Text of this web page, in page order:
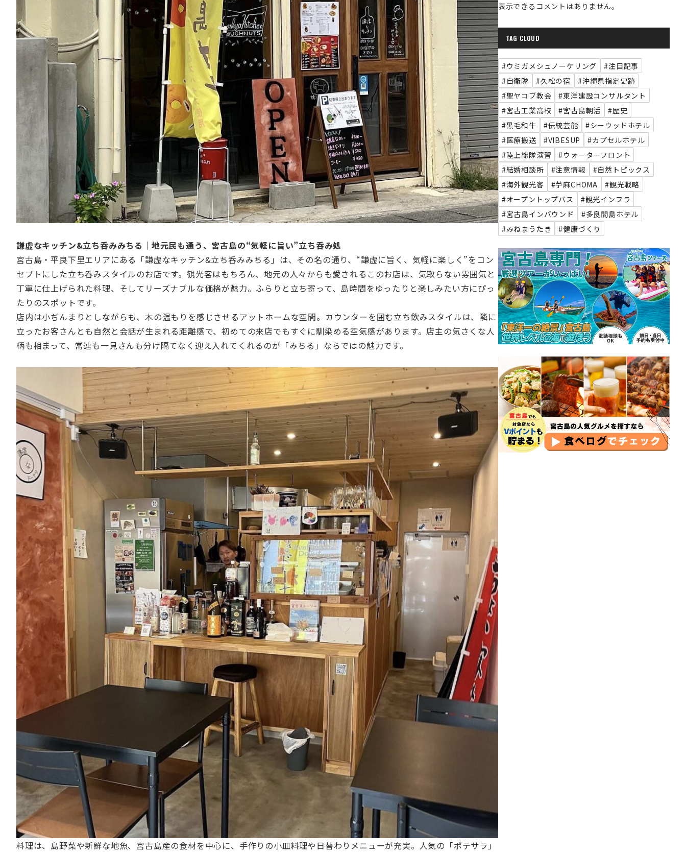
謙虚なキッチン&立ち呑みみちる｜地元民も通う、宮古島の“気軽に旨い”立ち呑み処
宮古島・平良下里エリアにある「謙虚なキッチン&立ち呑みみちる」は、その名の通り、“謙虚に旨く、気軽に楽しく”をコン
セプトにした立ち呑みスタイルのお店です。観光客はもちろん、地元の人々からも愛されるこのお店は、気取らない雰囲気と
丁寧に仕上げられた料理、そしてリーズナブルな価格が魅力。ふらりと立ち寄って、島時間をゆったりと楽しみたい方にぴっ
たりのスポットです。
店内は小ぢんまりとしながらも、木の温もりを感じさせるアットホームな空間。カウンターを囲む立ち飲みスタイルは、隣に
立ったお客さんとも自然と会話が生まれる距離感で、初めての来店でもすぐに馴染める空気感があります。店主の気さくな人
柄も相まって、常連も一見さんも分け隔てなく迎え入れてくれるのが「みちる」ならではの魅力です。
料理は、島野菜や新鮮な地魚、宮古島産の食材を中心に、手作りの小皿料理や日替わりメニューが充実。人気の「ポテサラ」
表示できるコメントはありません。
TAG CLOUD
#ウミガメシュノーケリング
#注目記事
#自衛隊
#久松の宿
#沖縄県指定史跡
#聖ヤコブ教会
#東洋建設コンサルタント
#宮古工業高校
#宮古島朝活
#歴史
#黒毛和牛
#伝統芸能
#シーウッドホテル
#医療搬送
#VIBESUP
#カプセルホテル
#陸上総隊演習
#ウォーターフロント
#結婚相談所
#注意情報
#自然トピックス
#海外観光客
#苧麻CHOMA
#観光戦略
#オープントップバス
#観光インフラ
#宮古島インバウンド
#多良間島ホテル
#みねまうたき
#健康づくり